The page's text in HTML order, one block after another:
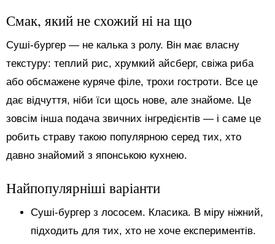
Смак, який не схожий ні на що
Суші-бургер — не калька з ролу. Він має власну
текстуру: теплий рис, хрумкий айсберг, свіжа риба
або обсмажене куряче філе, трохи гостроти. Все це
дає відчуття, ніби їси щось нове, але знайоме. Це
зовсім інша подача звичних інгредієнтів — і саме це
робить страву такою популярною серед тих, хто
давно знайомий з японською кухнею.
Найпопулярніші варіанти
Суші-бургер з лососем. Класика. В міру ніжний,
підходить для тих, хто не хоче експериментів.